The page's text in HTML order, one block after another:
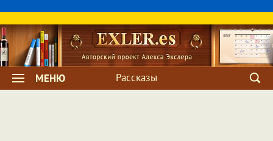
МЕНЮ Рассказы